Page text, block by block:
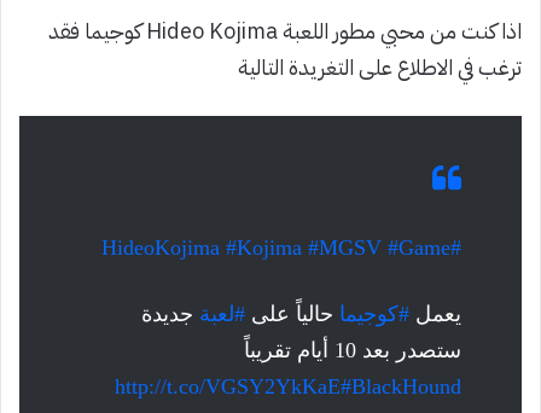
اذا كنت من محبي مطور اللعبة Hideo Kojima كوجيما فقد
ترغب في الاطلاع على التغريدة التالية
#HideoKojima
#Kojima #MGSV #Game
يعمل #كوجيما حالياً على #لعبة جديدة
ستصدر بعد 10 أيام تقريباً
http://t.co/VGSY2YkKaE#BlackHound